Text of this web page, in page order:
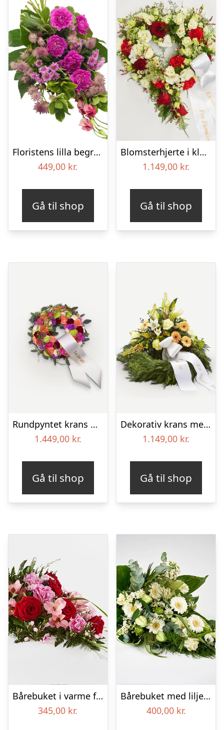
Floristens lilla begravelses­buket
449,00 kr.
Gå til shop
Blomsterhjerte i klassisk stil med bånd
1.149,00 kr.
Gå til shop
Rundpyntet krans med bånd
1.449,00 kr.
Gå til shop
Dekorativ krans med bånd
1.149,00 kr.
Gå til shop
Bårebuket i varme farver – Blomster til begravelse
345,00 kr.
Bårebuket med liljer, floristens valg – Blomster til begravelse
400,00 kr.